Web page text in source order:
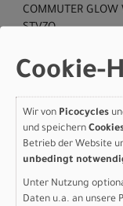
COMMUTER
STVZO
built-in anti-theft
customizable
Kabelbaum:
Herstellerdaten gem.
Marke Specialized:
D-83607 Holzkirchen
+49 8024 90 288 01
Cookie-
Wir von Picocycles
und speichern
Betrieb der Website
unbedingt
Unter Nutzung
Daten u.a. an unsere